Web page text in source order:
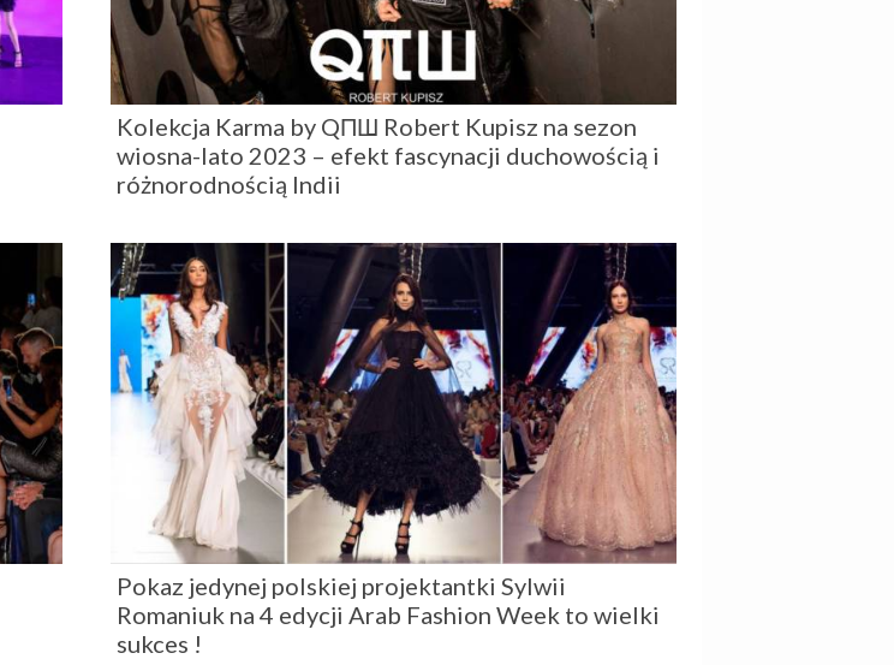
Kolekcja Karma by QΠШ Robert Kupisz na sezon
wiosna-lato 2023 – efekt fascynacji duchowością i
różnorodnością Indii
Pokaz jedynej polskiej projektantki Sylwii
Romaniuk na 4 edycji Arab Fashion Week to wielki
sukces !